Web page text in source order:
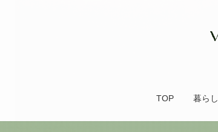
TOP 暮らし